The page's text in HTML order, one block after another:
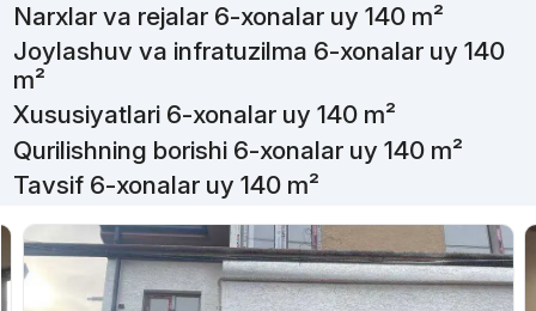
Narxlar va rejalar 6-xonalar uy 140 m²
Joylashuv va infratuzilma 6-xonalar uy 140
m²
Xususiyatlari 6-xonalar uy 140 m²
Qurilishning borishi 6-xonalar uy 140 m²
Tavsif 6-xonalar uy 140 m²